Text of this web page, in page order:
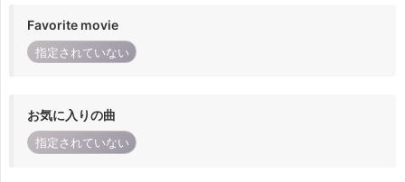
Favorite movie
指定されていない
お気に入りの曲
指定されていない